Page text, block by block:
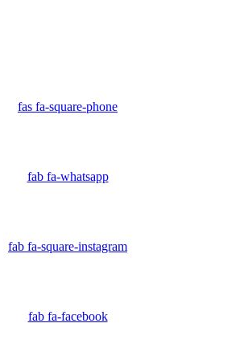
fas fa-square-phone
fab fa-whatsapp
fab fa-square-instagram
fab fa-facebook